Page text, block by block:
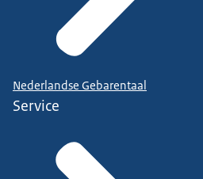
Nederlandse Gebarentaal
Service